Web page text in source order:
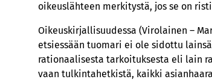
oikeuslähteen merkitystä, jos se on
Oikeuskirjallisuudessa (Virolainen –
etsiessään tuomari ei ole sidottu
rationaalisesta tarkoituksesta eli lain
vaan tulkintahetkistä, kaikki